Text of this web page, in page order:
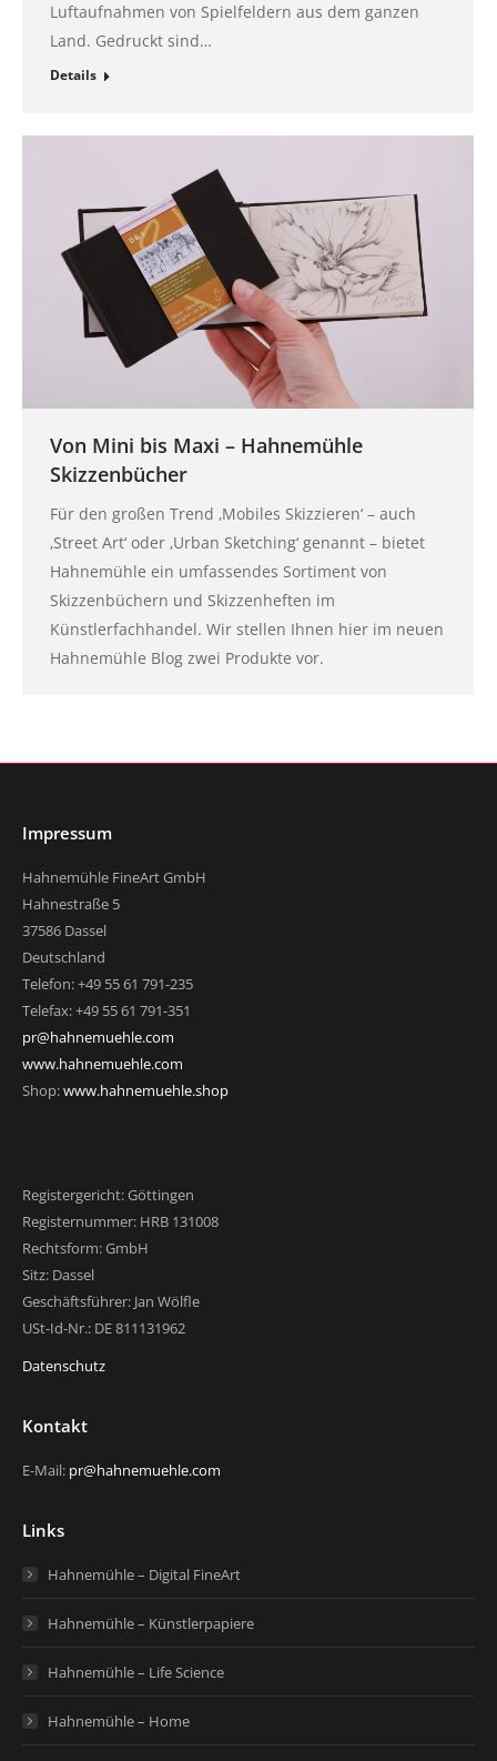
Luftaufnahmen von Spielfeldern aus dem ganzen
Land. Gedruckt sind…
Details
Von Mini bis Maxi – Hahnemühle
Skizzenbücher
Für den großen Trend ‚Mobiles Skizzieren‘ – auch
‚Street Art‘ oder ‚Urban Sketching‘ genannt – bietet
Hahnemühle ein umfassendes Sortiment von
Skizzenbüchern und Skizzenheften im
Künstlerfachhandel. Wir stellen Ihnen hier im neuen
Hahnemühle Blog zwei Produkte vor.
Impressum
Hahnemühle FineArt GmbH
Hahnestraße 5
37586 Dassel
Deutschland
Telefon: +49 55 61 791-235
Telefax: +49 55 61 791-351
pr@hahnemuehle.com
www.hahnemuehle.com
Shop:www.hahnemuehle.shop
Registergericht: Göttingen
Registernummer: HRB 131008
Rechtsform: GmbH
Sitz: Dassel
Geschäftsführer: Jan Wölfle
USt-Id-Nr.: DE 811131962
Datenschutz
Kontakt
E-Mail: pr@hahnemuehle.com
Links
Hahnemühle – Digital FineArt
Hahnemühle – Künstlerpapiere
Hahnemühle – Life Science
Hahnemühle – Home